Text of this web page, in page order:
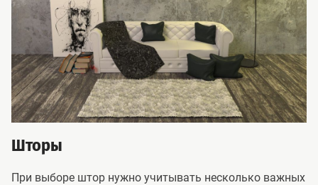
Шторы
При выборе штор нужно учитывать несколько важных